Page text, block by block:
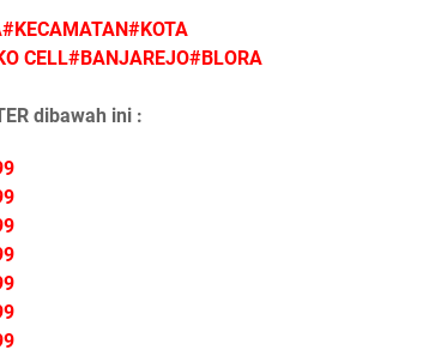
CELL#BANJAREJO#BLORA
dibawah ini :